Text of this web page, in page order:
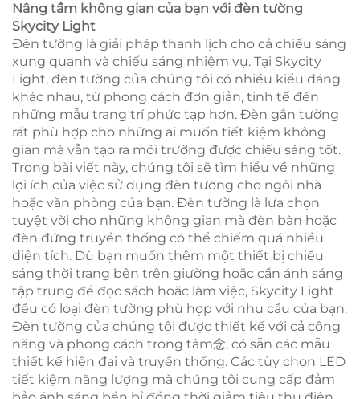
Nâng tầm không gian của bạn với đèn tường
Skycity Light
Đèn tường là giải pháp thanh lịch cho cả chiếu sáng
xung quanh và chiếu sáng nhiệm vụ. Tại Skycity
Light, đèn tường của chúng tôi có nhiều kiểu dáng
khác nhau, từ phong cách đơn giản, tinh tế đến
những mẫu trang trí phức tạp hơn. Đèn gắn tường
rất phù hợp cho những ai muốn tiết kiệm không
gian mà vẫn tạo ra môi trường được chiếu sáng tốt.
Trong bài viết này, chúng tôi sẽ tìm hiểu về những
lợi ích của việc sử dụng đèn tường cho ngôi nhà
hoặc văn phòng của bạn. Đèn tường là lựa chọn
tuyệt vời cho những không gian mà đèn bàn hoặc
đèn đứng truyền thống có thể chiếm quá nhiều
diện tích. Dù bạn muốn thêm một thiết bị chiếu
sáng thời trang bên trên giường hoặc cần ánh sáng
tập trung để đọc sách hoặc làm việc, Skycity Light
đều có loại đèn tường phù hợp với nhu cầu của bạn.
Đèn tường của chúng tôi được thiết kế với cả công
năng và phong cách trong tâm念, có sẵn các mẫu
thiết kế hiện đại và truyền thống. Các tùy chọn LED
tiết kiệm năng lượng mà chúng tôi cung cấp đảm